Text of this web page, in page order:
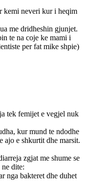
kemi neveri kur i heqim
me dridheshin gjunjet.
te na coje ke mami i
per fat mike shpie)
tek femijet e vegjel nuk
kur mund te ndodhe
ajo e shkurtit dhe marsit.
zgjat me shume se
dite:
nga bakteret dhe duhet